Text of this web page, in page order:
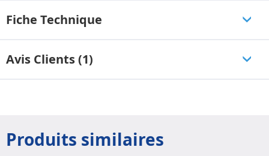
Fiche Technique
Avis Clients (1)
Produits similaires